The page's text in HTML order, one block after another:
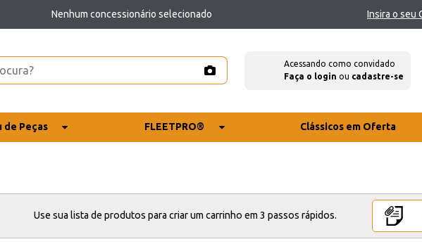
Nenhum concessionário selecionado Insira o seu
Acessando como convidado
Faça o login ou cadastre-se
de Peças FLEETPRO® Clássicos em Oferta
Use sua lista de produtos para criar um carrinho em 3 passos rápidos.